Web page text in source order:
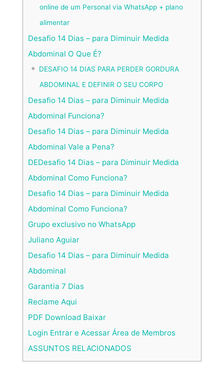
online de um Personal via WhatsApp + plano
alimentar
Desafio 14 Dias – para Diminuir Medida
Abdominal O Que É?
DESAFIO 14 DIAS PARA PERDER GORDURA
ABDOMINAL E DEFINIR O SEU CORPO
Desafio 14 Dias – para Diminuir Medida
Abdominal Funciona?
Desafio 14 Dias – para Diminuir Medida
Abdominal Vale a Pena?
DEDesafio 14 Dias – para Diminuir Medida
Abdominal Como Funciona?
Desafio 14 Dias – para Diminuir Medida
Abdominal Como Funciona?
Grupo exclusivo no WhatsApp
Juliano Aguiar
Desafio 14 Dias – para Diminuir Medida
Abdominal
Garantia 7 Dias
Reclame Aqui
PDF Download Baixar
Login Entrar e Acessar Área de Membros
ASSUNTOS RELACIONADOS